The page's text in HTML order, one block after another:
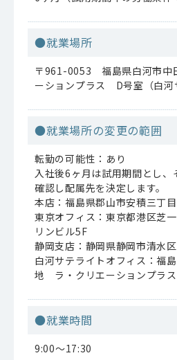
●就業場所
〒961-0053 福島県白河市中
ーションプラス D号室（白河
●就業場所の変更の範囲
転勤の可能性：あり
入社後6ヶ月は試用期間とし、
確認し配属先を決定します。
本店：福島県郡山市安積三丁
東京オフィス：東京都港区芝
リンビル5F
静岡支店：静岡県静岡市清水
白河サテライトオフィス：福
地 ラ・クリエーションプラ
●就業時間
9:00～17:30